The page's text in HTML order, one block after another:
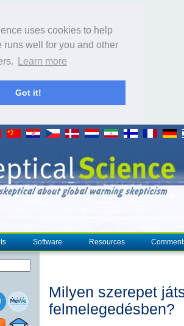
uses cookies to help
runs well for you and other
Learn more
Got it!
Software Resources
Milyen szerepet
felmelegedésben?